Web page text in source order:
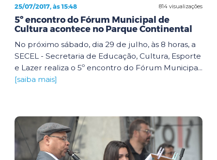
814 visualizações
25/07/2017, às 15:48
5º encontro do Fórum Municipal de
Cultura acontece no Parque Continental
No próximo sábado, dia 29 de julho, às 8 horas, a
SECEL - Secretaria de Educação, Cultura, Esporte
e Lazer realiza o 5º encontro do Fórum Municipa...
[saiba mais]